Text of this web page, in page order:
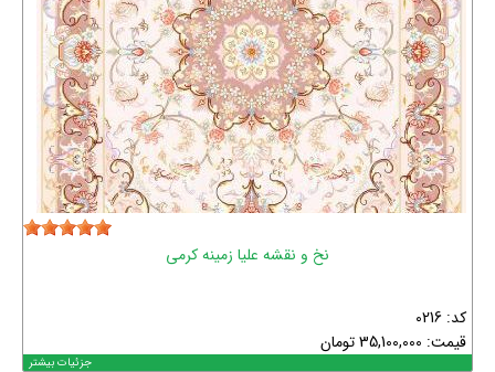
نخ و نقشه علیا زمینه کرمی
کد: 0216
قیمت: 35,100,000تومان
جزئیات بیشتر